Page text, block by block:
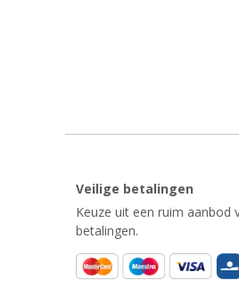
Veilige betalingen
Keuze uit een ruim aanbod
betalingen.